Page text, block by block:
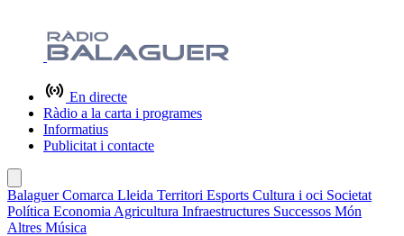
En directe
Ràdio a la carta i programes
Informatius
Publicitat i contacte
BalaguerComarca Lleida Territori Esports Cultura i oci Societat
Política Economia Agricultura Infraestructures Successos Món
Altres Música